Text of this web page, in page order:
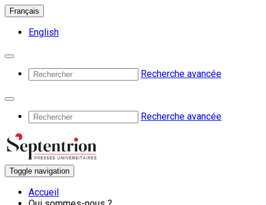
Français
English
Recherche avancée
Recherche avancée
Toggle navigation
Accueil